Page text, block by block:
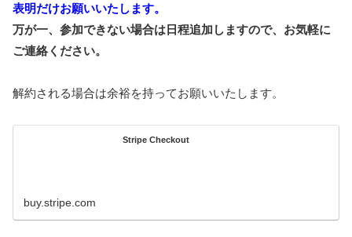
表明だけお願いいたします。
万が一、参加できない場合は日程追加しますので、お気軽に
ご連絡ください。
解約される場合は余裕を持ってお願いいたします。
Stripe Checkout
buy.stripe.com